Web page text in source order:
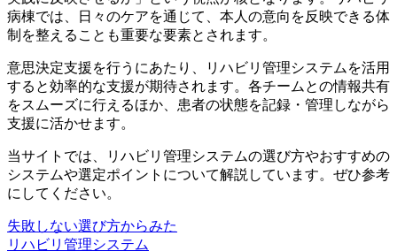
病棟では、日々のケアを通じて、本人の意向を反映できる体
制を整えることも重要な要素とされます。
意思決定支援を行うにあたり、リハビリ管理システムを活用
すると効率的な支援が期待されます。各チームとの情報共有
をスムーズに行えるほか、患者の状態を記録・管理しながら
支援に活かせます。
当サイトでは、リハビリ管理システムの選び方やおすすめの
システムや選定ポイントについて解説しています。ぜひ参考
にしてください。
失敗しない選び方からみた
リハビリ管理システム